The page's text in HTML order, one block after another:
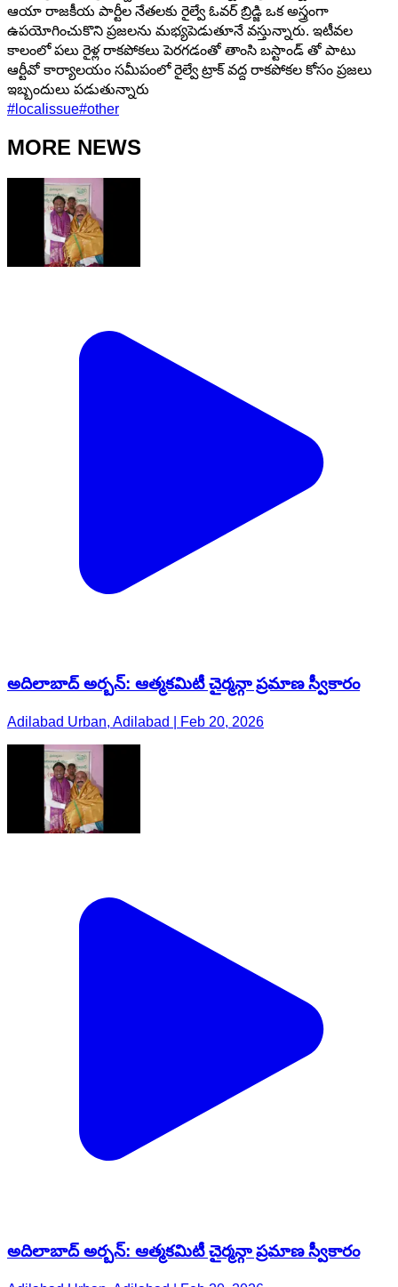
ఆయా రాజకీయ పార్టీల నేతలకు రైల్వే ఓవర్ బ్రిడ్జి ఒక అస్త్రంగా
ఉపయోగించుకొని ప్రజలను మభ్యపెడుతూనే వస్తున్నారు. ఇటీవల
కాలంలో పలు రైళ్ల రాకపోకలు పెరగడంతో తాంసి బస్టాండ్ తో పాటు
ఆర్టీవో కార్యాలయం సమీపంలో రైల్వే ట్రాక్ వద్ద రాకపోకల కోసం ప్రజలు
ఇబ్బందులు పడుతున్నారు
# localissue#other
MORE NEWS
అదిలాబాద్ అర్బన్: ఆత్మకమిటీ చైర్మన్గా ప్రమాణ స్వీకారం
Adilabad Urban, Adilabad | Feb 20, 2026
అదిలాబాద్ అర్బన్: ఆత్మకమిటీ చైర్మన్గా ప్రమాణ స్వీకారం